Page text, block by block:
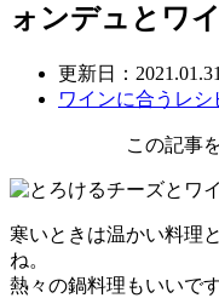
ォンデュとワ
更新日： 2021.01.31
ワインに合うレ
この記事
寒いときは温かい料理
ね。
熱々の鍋料理もいいで